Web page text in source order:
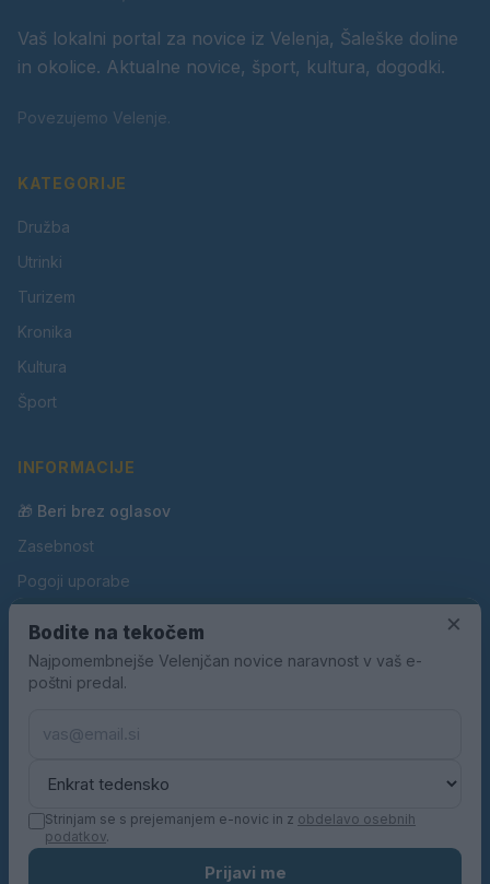
Vaš lokalni portal za novice iz Velenja, Šaleške doline
in okolice. Aktualne novice, šport, kultura, dogodki.
Povezujemo Velenje.
KATEGORIJE
Družba
Utrinki
Turizem
Kronika
Kultura
Šport
INFORMACIJE
🎁 Beri brez oglasov
Zasebnost
Pogoji uporabe
Oglaševanje
Kontakt
×
Bodite na tekočem
Najpomembnejše Velenjčan novice naravnost v vaš e-
poštni predal.
Strinjam se s prejemanjem e-novic in z obdelavo osebnih
podatkov.
Prijavi me